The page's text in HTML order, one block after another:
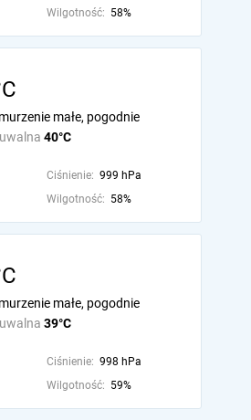
Wilgotność: 58%
40°C
małe, pogodnie
Ciśnienie: 999 hPa
Wilgotność: 58%
39°C
małe, pogodnie
Ciśnienie: 998 hPa
Wilgotność: 59%